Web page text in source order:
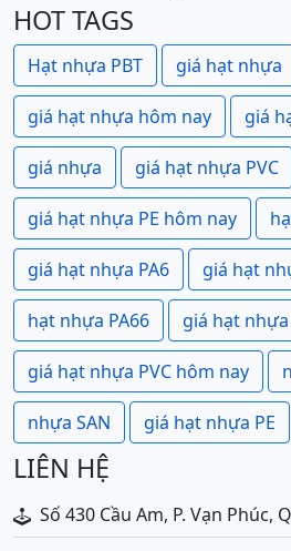
HOT TAGS
Hạt nhựa PBT giá hạt nhựa
giá hạt nhựa hôm nay giá
giá nhựa giá hạt nhựa PVC
giá hạt nhựa PE hôm nay
giá hạt nhựa PA6 giá hạt
hạt nhựa PA66 giá hạt nhựa
giá hạt nhựa PVC hôm nay
nhựa SAN giá hạt nhựa PE
LIÊN HỆ
Số 430 Cầu Am, P. Vạn Phúc,